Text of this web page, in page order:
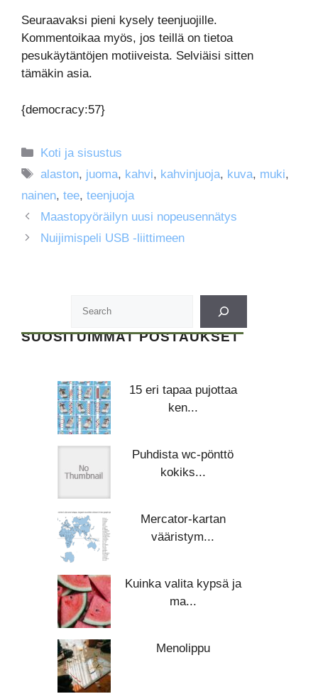
Seuraavaksi pieni kysely teenjuojille.
Kommentoikaa myös, jos teillä on tietoa
pesukäytäntöjen motiiveista. Selviäisi sitten
tämäkin asia.
{democracy:57}
Kategoriat
Koti ja sisustus
Avainsanat
alaston, juoma, kahvi, kahvinjuoja, kuva, muki,
nainen, tee, teenjuoja
Maastopyöräilyn uusi nopeusennätys
Nuijimispeli USB -liittimeen
SUOSITUIMMAT POSTAUKSET
15 eri tapaa pujottaa
ken...
Puhdista wc-pönttö
kokiks...
Mercator-kartan
vääristym...
Kuinka valita kypsä ja
ma...
Menolippu